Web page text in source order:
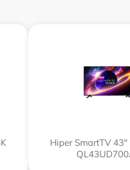
Hiper SmartTV 43"